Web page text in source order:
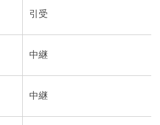
引受
中継
中継